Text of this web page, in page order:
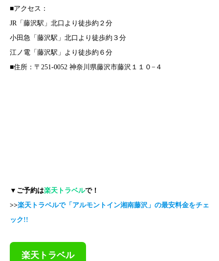
■アクセス：
JR「藤沢駅」北口より徒歩約２分
小田急「藤沢駅」北口より徒歩約３分
江ノ電「藤沢駅」より徒歩約６分
■住所：〒251-0052 神奈川県藤沢市藤沢１１０−４
▼ご予約は楽天トラベルで！
>>楽天トラベルで「アルモントイン湘南藤沢」の最安料金をチェ
ック!!
楽天トラベル